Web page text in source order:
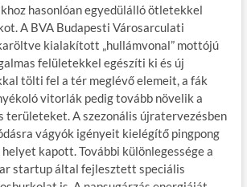
hasonlóan egyedülálló ötletekkel
A BVA Budapesti Városarculati
kialakított „hullámvonal” mottójú
felületekkel egészíti ki és új
tölti fel a tér meglévő elemeit, a fák
vitorlák pedig tovább növelik a
területeket. A szezonális újratervezésben
vágyók igényeit kielégítő pingpong
kapott. További különlegessége a
startup által fejlesztett speciális